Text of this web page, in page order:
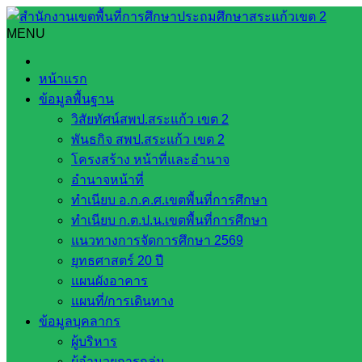
Skip
to
content
MENU
หน้าแรก
ข้อมูลพื้นฐาน
วิสัยทัศน์สพป.สระแก้ว เขต 2
พันธกิจ สพป.สระแก้ว เขต 2
โครงสร้าง หน้าที่และอำนาจ
อำนาจหน้าที่
ทำเนียบ อ.ก.ค.ศ.เขตพื้นที่การศึกษา
ทำเนียบ ก.ต.ป.น.เขตพื้นที่การศึกษา
แนวทางการจัดการศึกษา 2569
ยุทธศาสตร์ 20 ปี
แผนผังอาคาร
แผนที่/การเดินทาง
ข้อมูลบุคลากร
ผู้บริหาร
Search
สพป.สระแก้ว เขต 2 ร่วมการประชุมชี้แจงมาตรฐาน สำนักงาน
สพป.สระแก้ว เขต 2 ร่วมการประชุมชี้แจ
กุมภาพันธ์ 14, 2025กุมภาพันธ์ 14, 2025
วันศุกร์ ที่ 14 กุมภาพันธ์ 2568 เวลา 08.30 น.
นายสมคิด แตงพรม ผู้อำนวยการสำนักงานเขตพื้นที่การศึกษา
เขต 2 นางวันเพ็ญ อรัญ ผู้อำนวยการกลุ่มอำนวยการ นางสาว
การประชุมชี้แจงมาตรฐาน สำนักงานเขตพื้นที่การศึกษา พ.ศ.
ผ่านระบบการประชุมออนไลน์ (ZOOM) ณ ห้องประชุม
Post Views: 244
สพป.สระแก้ว เขต 2 ร่วมการประชุมชี้แจงมาตรฐาน สำนักงาน